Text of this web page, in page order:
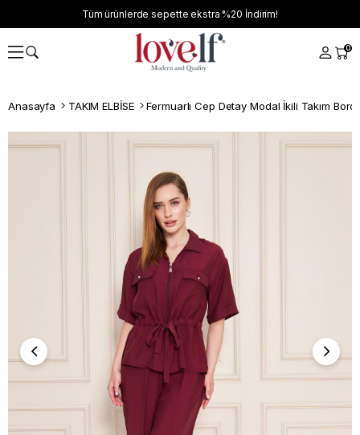
Tüm ürünlerde sepette ekstra %20 İndirim!
0
Anasayfa TAKIM ELBİSE Fermuarlı Cep Detay Modal İkili Takım